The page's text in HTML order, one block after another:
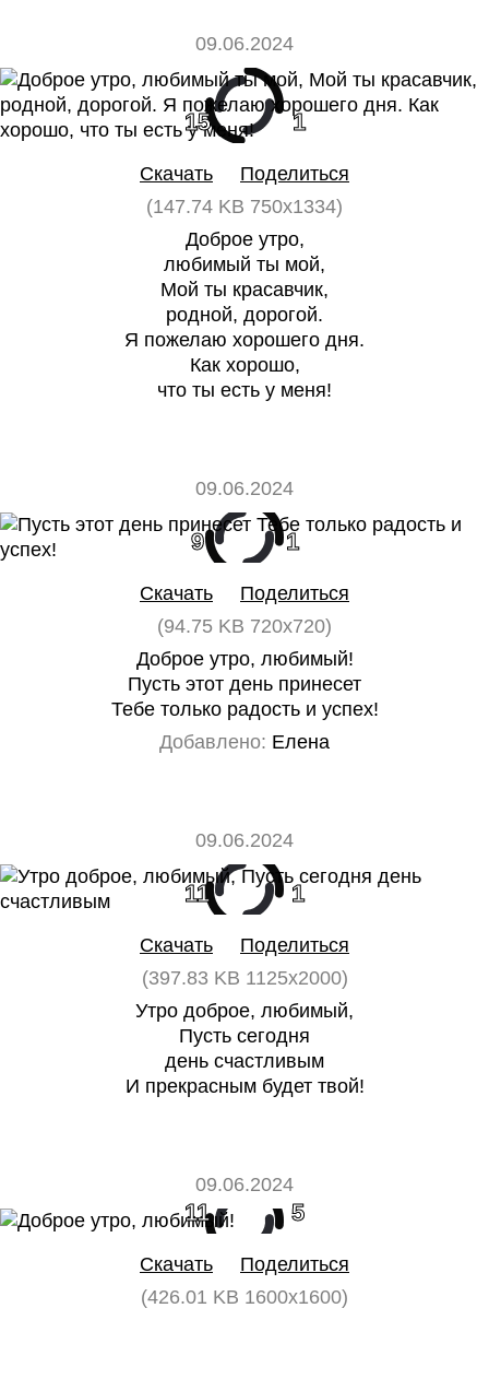
09.06.2024
15 1
Скачать
Поделиться
(147.74 KB 750x1334)
Доброе утро,
любимый ты мой,
Мой ты красавчик,
родной, дорогой.
Я пожелаю хорошего дня.
Как хорошо,
что ты есть у меня!
09.06.2024
9 1
Скачать
Поделиться
(94.75 KB 720x720)
Доброе утро, любимый!
Пусть этот день принесет
Тебе только радость и успех!
Добавлено: Елена
09.06.2024
11 1
Скачать
Поделиться
(397.83 KB 1125x2000)
Утро доброе, любимый,
Пусть сегодня
день счастливым
И прекрасным будет твой!
09.06.2024
11 5
Скачать
Поделиться
(426.01 KB 1600x1600)